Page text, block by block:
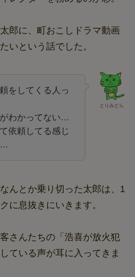
郎に、町おこしドラマ動画
いという話でした。
とりみどら
をしてくる人っ
わかってない…
依頼してる感じ
…
んとか乗り切った太郎は、1
に息抜きにいきます。
さんたちの「浩喜が放火犯
ている声が耳に入ってきま